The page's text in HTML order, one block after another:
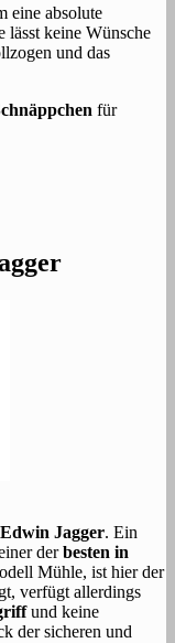
eine absolute
lässt keine Wünsche
und das
für
Edwin Jagger. Ein
derbesten in
Mühle, ist hier der
verfügt allerdings
und keine
der sicheren und